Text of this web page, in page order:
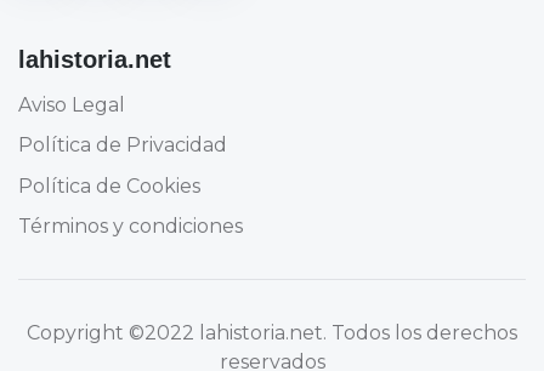
lahistoria.net
Aviso Legal
Política de Privacidad
Política de Cookies
Términos y condiciones
Copyright ©2022 lahistoria.net. Todos los derechos
reservados